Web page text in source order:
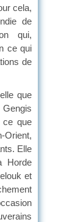
cela,
de
qui,
ce qui
de
que
ce que
Orient,
Elle
Horde
et